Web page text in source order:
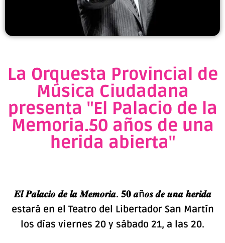
La Orquesta Provincial de
Música Ciudadana
presenta "El Palacio de la
Memoria.50 años de una
herida abierta"
𝑬𝒍 𝑷𝒂𝒍𝒂𝒄𝒊𝒐 𝒅𝒆 𝒍𝒂 𝑴𝒆𝒎𝒐𝒓𝒊𝒂. 𝟓𝟎 𝒂ñ𝒐𝒔 𝒅𝒆 𝒖𝒏𝒂 𝒉𝒆𝒓𝒊𝒅𝒂
estará en el Teatro del Libertador San Martín
los días viernes 20 y sábado 21, a las 20.